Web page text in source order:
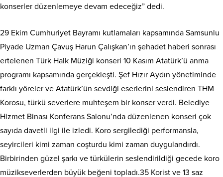
konserler düzenlemeye devam edeceğiz” dedi.
29 Ekim Cumhuriyet Bayramı kutlamaları kapsamında Samsunlu
Piyade Uzman Çavuş Harun Çalışkan’ın şehadet haberi sonrası
ertelenen Türk Halk Müziği konseri 10 Kasım Atatürk’ü anma
programı kapsamında gerçekleşti. Şef Hızır Aydın yönetiminde
farklı yöreler ve Atatürk’ün sevdiği eserlerini seslendiren THM
Korosu, türkü severlere muhteşem bir konser verdi. Belediye
Hizmet Binası Konferans Salonu’nda düzenlenen konseri çok
sayıda davetli ilgi ile izledi. Koro sergilediği performansla,
seyircileri kimi zaman coşturdu kimi zaman duygulandırdı.
Birbirinden güzel şarkı ve türkülerin seslendirildiği gecede koro
müzikseverlerden büyük beğeni topladı.35 Korist ve 13 saz